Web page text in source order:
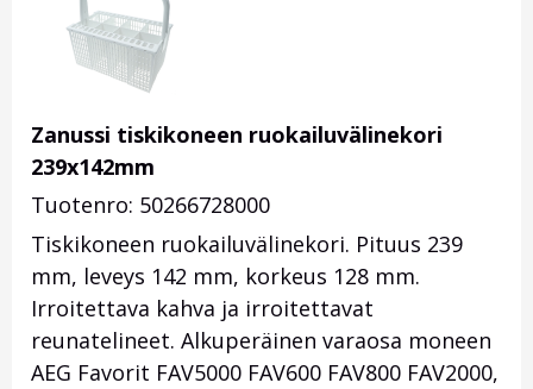
Zanussi tiskikoneen ruokailuvälinekori
239x142mm
Tuotenro: 50266728000
Tiskikoneen ruokailuvälinekori. Pituus 239
mm, leveys 142 mm, korkeus 128 mm.
Irroitettava kahva ja irroitettavat
reunatelineet. Alkuperäinen varaosa moneen
AEG Favorit FAV5000 FAV600 FAV800 FAV2000,